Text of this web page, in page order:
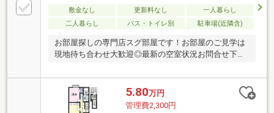
敷金なし 更新料なし
一人暮らし
二人暮らし
バス・トイレ別 駐車場(近隣含)
お部屋探しの専門店スグ部屋です！お部屋のご見学は
現地待ち合わせ大歓迎◎最新の空室状況お問合せ下さ
5.80万円
管理費2,300円